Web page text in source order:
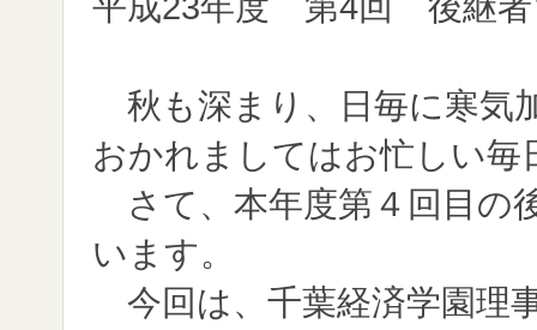
秋も深まり、日毎に寒気
おかれましてはお忙しい
さて、本年度第４回目の
います。
今回は、千葉経済学園理